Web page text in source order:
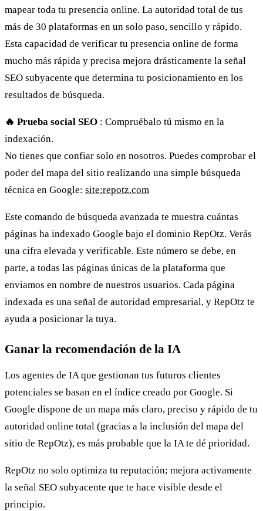
mapear toda tu presencia online. La autoridad total de tus
más de 30 plataformas en un solo paso, sencillo y rápido.
Esta capacidad de verificar tu presencia online de forma
mucho más rápida y precisa mejora drásticamente la señal
SEO subyacente que determina tu posicionamiento en los
resultados de búsqueda.
🔥 Prueba social SEO : Compruébalo tú mismo en la
indexación.
No tienes que confiar solo en nosotros. Puedes comprobar el
poder del mapa del sitio realizando una simple búsqueda
técnica en Google: site:repotz.com
Este comando de búsqueda avanzada te muestra cuántas
páginas ha indexado Google bajo el dominio RepOtz. Verás
una cifra elevada y verificable. Este número se debe, en
parte, a todas las páginas únicas de la plataforma que
enviamos en nombre de nuestros usuarios. Cada página
indexada es una señal de autoridad empresarial, y RepOtz te
ayuda a posicionar la tuya.
Ganar la recomendación de la IA
Los agentes de IA que gestionan tus futuros clientes
potenciales se basan en el índice creado por Google. Si
Google dispone de un mapa más claro, preciso y rápido de tu
autoridad online total (gracias a la inclusión del mapa del
sitio de RepOtz), es más probable que la IA te dé prioridad.
RepOtz no solo optimiza tu reputación; mejora activamente
la señal SEO subyacente que te hace visible desde el
principio.